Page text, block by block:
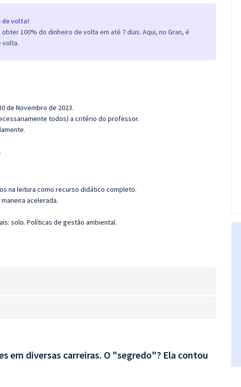
volta!
100% do dinheiro de volta em até 7 dias. Aqui, no Gran, é
volta.
de Novembro de 2023.
todos) a critério do professor.
na leitura como recurso didático completo.
acelerada.
solo. Políticas de gestão ambiental.
em diversas carreiras. O "segredo"? Ela contou